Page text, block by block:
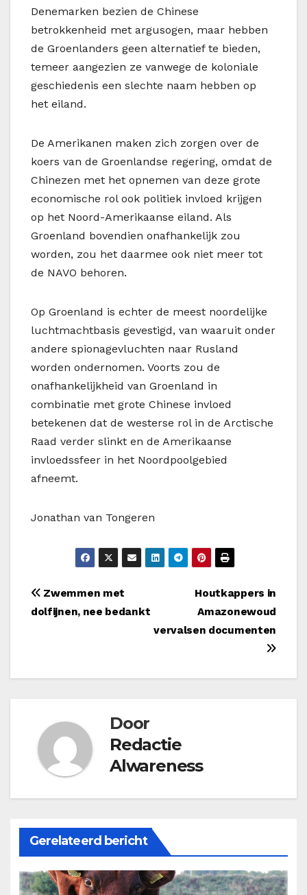
Denemarken bezien de Chinese
betrokkenheid met argusogen, maar hebben
de Groenlanders geen alternatief te bieden,
temeer aangezien ze vanwege de koloniale
geschiedenis een slechte naam hebben op
het eiland.
De Amerikanen maken zich zorgen over de
koers van de Groenlandse regering, omdat de
Chinezen met het opnemen van deze grote
economische rol ook politiek invloed krijgen
op het Noord-Amerikaanse eiland. Als
Groenland bovendien onafhankelijk zou
worden, zou het daarmee ook niet meer tot
de NAVO behoren.
Op Groenland is echter de meest noordelijke
luchtmachtbasis gevestigd, van waaruit onder
andere spionagevluchten naar Rusland
worden ondernomen. Voorts zou de
onafhankelijkheid van Groenland in
combinatie met grote Chinese invloed
betekenen dat de westerse rol in de Arctische
Raad verder slinkt en de Amerikaanse
invloedssfeer in het Noordpoolgebied
afneemt.
Jonathan van Tongeren
Bericht
navigatie
Houtkappers in
Amazonewoud
vervalsen documenten
Zwemmen met
dolfijnen, nee bedankt
Door
Redactie
Alwareness
Gerelateerd bericht